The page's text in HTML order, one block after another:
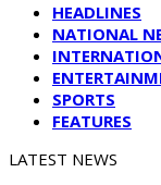
HEADLINES
NATIONAL
SPORTS
FEATURES
LATEST NEWS